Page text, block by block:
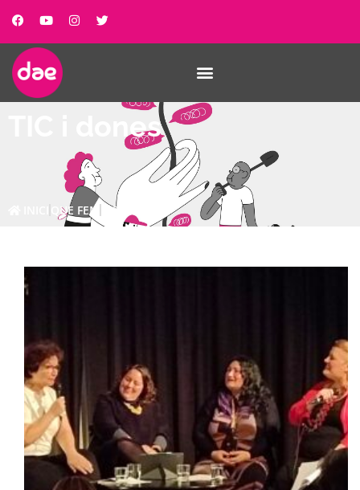
TIC i dones
QUE FEM TIC I DONES